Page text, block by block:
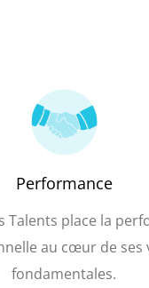
Performance
Talents place la
au cœur de ses
fondamentales.